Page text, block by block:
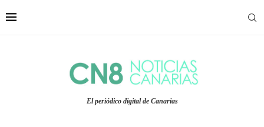
El periódico digital de Canarias